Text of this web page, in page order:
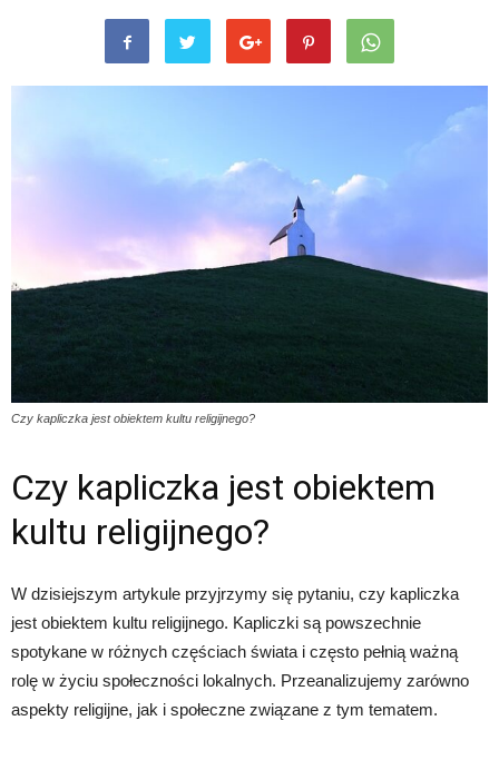
Czy kapliczka jest obiektem kultu religijnego?
Czy kapliczka jest obiektem
kultu religijnego?
W dzisiejszym artykule przyjrzymy się pytaniu, czy kapliczka
jest obiektem kultu religijnego. Kapliczki są powszechnie
spotykane w różnych częściach świata i często pełnią ważną
rolę w życiu społeczności lokalnych. Przeanalizujemy zarówno
aspekty religijne, jak i społeczne związane z tym tematem.